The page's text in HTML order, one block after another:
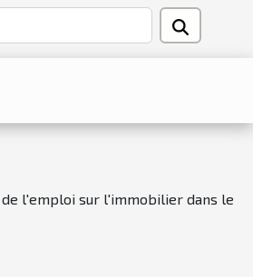
l'emploi sur l'immobilier dans le